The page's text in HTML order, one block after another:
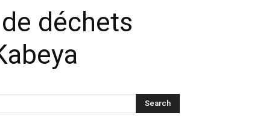
déchets